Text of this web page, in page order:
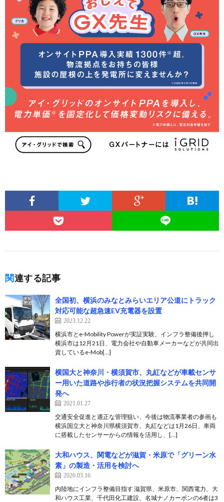
関連する記事
全国初、横浜のみなとみらいエリア公道にトラック
対応可能な超急速EV充電器を設置
2023.12.22
横浜市とe-Mobility Powerが実証実験、インフラ整備後押し
横浜市は12月21日、電力会社や自動車メーカーなどが共同出
資しているe-Mob[…]
横国大と神奈川・横須賀市、丸紅などが車載センサ
ー用いた道路や歩行者の状況把握システムを共同開
発へ
2021.01.27
交通安全促進と適正な管理狙い、今後は物流事業者の参画も
横浜国立大と神奈川県横須賀市、丸紅などは1月26日、車両
に搭載したセンサーからの情報を活用し、[…]
大和ハウス、関電などが滋賀・米原で「グリーン水
素」の製造・活用を検討へ
2026.03.16
内陸地にインフラ整備目指す 滋賀県、米原市、関西電力、大
和ハウス工業、千代田化工建設、名城ナノカーボンの6者は3